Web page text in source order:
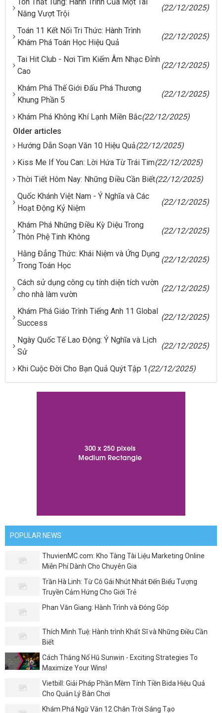
Năng Vượt Trội
(22/12/2025)
Toán 11 Kết Nối Tri Thức: Hành Trình
Khám Phá Toán Học Hiệu Quả
(22/12/2025)
Tai Hit Club - Nơi Tìm Kiếm Âm Nhạc Đỉnh
Cao
(22/12/2025)
Khám Phá Thế Giới Đấu Phá Thương
Khung Phần 5
(22/12/2025)
Khám Phá Không Khí Lạnh Miền Bắc(22/12/2025)
Older articles
Hướng Dẫn Soạn Văn 10 Hiệu Quả(22/12/2025)
Kiss Me If You Can: Lời Hứa Từ Trái Tim(22/12/2025)
Thời Tiết Hôm Nay: Những Điều Cần Biết(22/12/2025)
Quốc Khánh Việt Nam - Ý Nghĩa và Các
Hoạt Động Kỷ Niệm
(22/12/2025)
Khám Phá Những Điều Kỳ Diệu Trong
Thôn Phệ Tinh Không
(22/12/2025)
Hằng Đẳng Thức: Khái Niệm và Ứng Dụng
Trong Toán Học
(22/12/2025)
Cách sử dụng công cụ tính diện tích vườn
cho nhà làm vườn
(22/12/2025)
Khám Phá Giáo Trình Tiếng Anh 11 Global
Success
(22/12/2025)
Ngày Quốc Tế Lao Động: Ý Nghĩa và Lịch
Sử
(22/12/2025)
Khi Cuộc Đời Cho Bạn Quả Quýt Tập 1(22/12/2025)
POPULAR NEWS
ThuvienMC.com: Kho Tàng Tài Liệu Marketing Online
Miễn Phí Dành Cho Chuyên Gia
Trần Hà Linh: Từ Cô Gái Nhút Nhát Đến Biểu Tượng
Truyền Cảm Hứng Cho Giới Trẻ
Phan Văn Giang: Hành Trình và Đóng Góp
Thích Minh Tuệ: Hành trình Khất Sĩ và Những Điều Cần
Biết
Cách Thắng Nổ Hũ Sunwin - Exciting Strategies To
Maximize Your Wins!
Vietbill: Giải Pháp Phần Mềm Tính Tiền Bida Hiệu Quả
Cho Quản Lý Bàn Chơi
Khám Phá Ngữ Văn 12 Chân Trời Sáng Tạo